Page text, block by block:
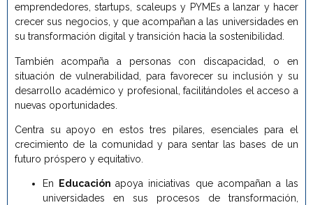
emprendedores, startups, scaleups y PYMEs a lanzar y hacer
crecer sus negocios, y que acompañan a las universidades en
su transformación digital y transición hacia la sostenibilidad.
También acompaña a personas con discapacidad, o en
situación de vulnerabilidad, para favorecer su inclusión y su
desarrollo académico y profesional, facilitándoles el acceso a
nuevas oportunidades.
Centra su apoyo en estos tres pilares, esenciales para el
crecimiento de la comunidad y para sentar las bases de un
futuro próspero y equitativo.
En Educaciónapoya iniciativas que acompañan a las
universidades en sus procesos de transformación,